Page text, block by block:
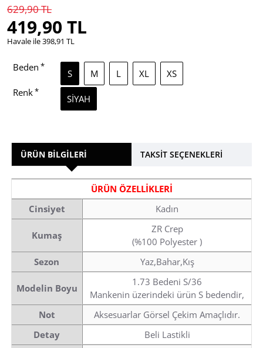
419,90 TL
629,90 TL
Havale ile 398,91 TL
Beden
S M L XL
XS
Renk
SIYAH
ÜRÜN BILGILERI TAKSIT SEÇENEKLERI
ÜRÜN ÖZELLİKLERİ
Cinsiyet
Kadın
Kumaş
ZR Crep
(%100 Polyester )
Sezon
Yaz,Bahar,Kış
Modelin Boyu
1.73 Bedeni S/36
Mankenin üzerindeki ürün S bedendir,
Not
Aksesuarlar Görsel Çekim Amaçlıdır.
Detay
Beli Lastikli